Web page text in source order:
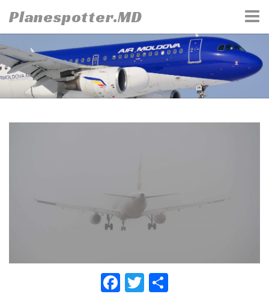
to
content
Planespotter.MD
F
T